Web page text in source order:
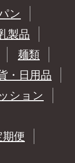
ン
製品
麺類
・日用品
ション
期便